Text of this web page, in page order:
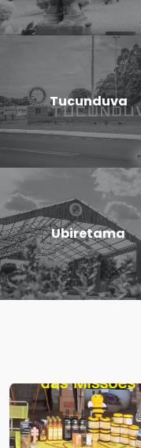
Tucunduva
Ubiretama